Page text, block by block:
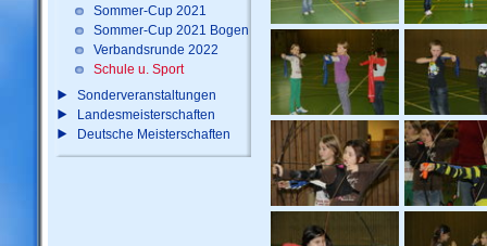
Sommer-Cup 2021
Sommer-Cup 2021 Bogen
Verbandsrunde 2022
Schule u. Sport
Sonderveranstaltungen
Landesmeisterschaften
Deutsche Meisterschaften